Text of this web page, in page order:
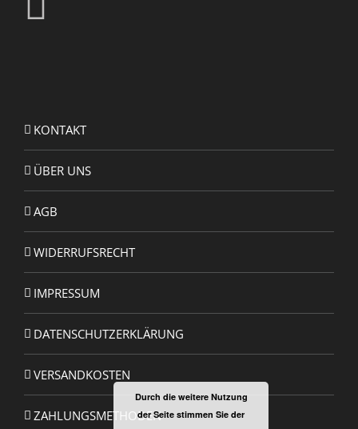
KONTAKT
ÜBER UNS
AGB
WIDERRUFSRECHT
IMPRESSUM
DATENSCHUTZERKLÄRUNG
VERSANDKOSTEN
ZAHLUNGSMETHODEN
Durch die weitere Nutzung
der Seite stimmen Sie der